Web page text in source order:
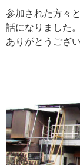
参加された方々
話になりました。
ありがとうござ